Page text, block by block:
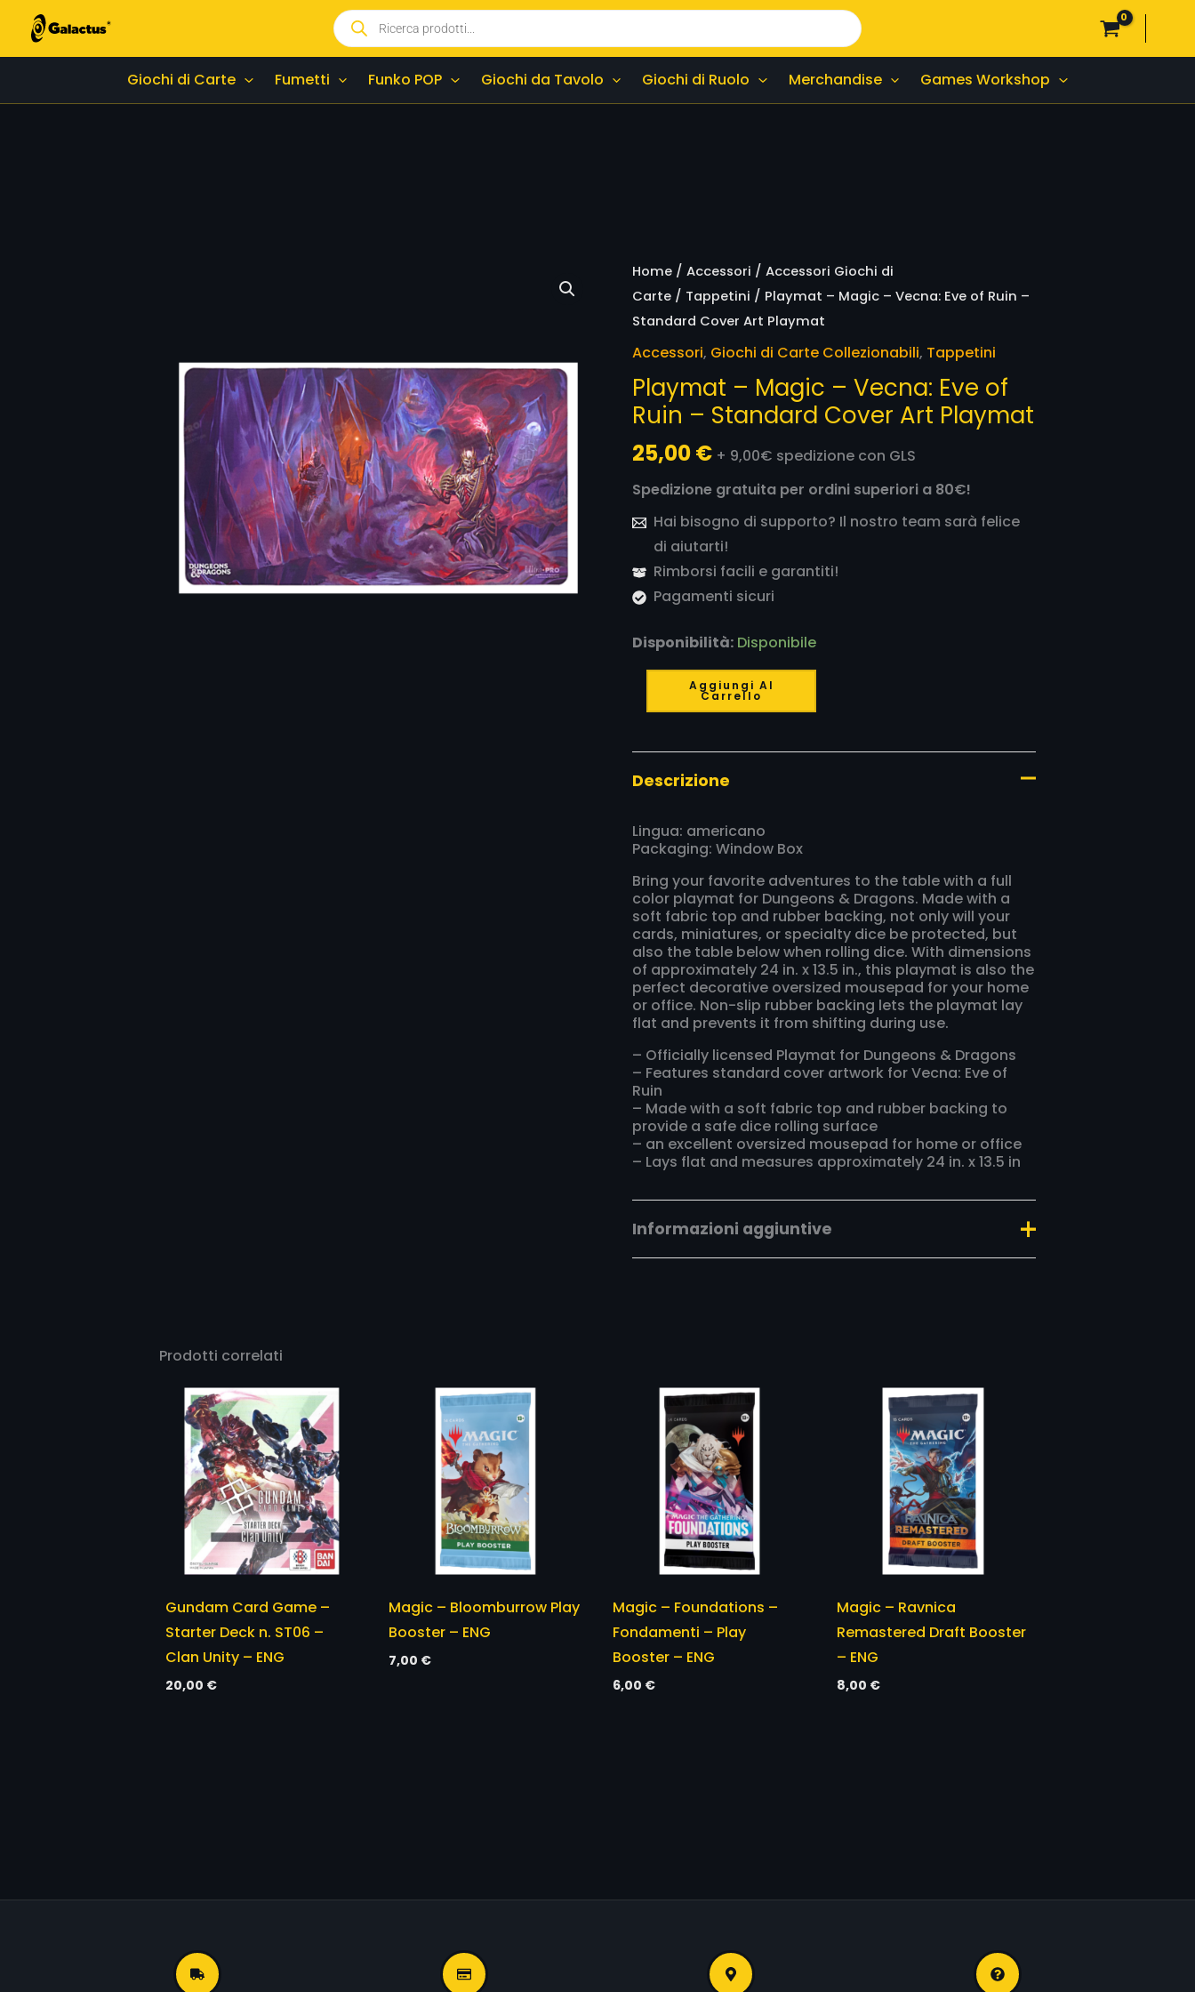
contenuto
Products
search
Giochi di Carte Fumetti Funko POP Giochi da Tavolo Giochi di Ruolo Merchandise Games Workshop
Home /Accessori /Accessori Giochi di
Carte / Tappetini / Playmat – Magic – Vecna: Eve of Ruin –
Standard Cover Art Playmat
Accessori, Giochi di Carte Collezionabili, Tappetini
Playmat – Magic – Vecna: Eve of
Ruin – Standard Cover Art Playmat
25,00€ + 9,00€ spedizione con GLS
Spedizione gratuita per ordini superiori a 80€!
Hai bisogno di supporto? Il nostro team sarà felice
di aiutarti!
Rimborsi facili e garantiti!
Pagamenti sicuri
Disponibilità: Disponibile
Playmat
-
Magic
-
Eve
of
Ruin
Standard
Cover
Playmat
quantità
Aggiungi Al
Carrello
Descrizione
Lingua: americano
Packaging: Window Box
Bring your favorite adventures to the table with a full
color playmat for Dungeons & Dragons. Made with a
soft fabric top and rubber backing, not only will your
cards, miniatures, or specialty dice be protected, but
also the table below when rolling dice. With dimensions
of approximately 24 in. x 13.5 in., this playmat is also the
perfect decorative oversized mousepad for your home
or office. Non-slip rubber backing lets the playmat lay
flat and prevents it from shifting during use.
– Officially licensed Playmat for Dungeons & Dragons
– Features standard cover artwork for Vecna: Eve of
Ruin
– Made with a soft fabric top and rubber backing to
provide a safe dice rolling surface
– an excellent oversized mousepad for home or office
– Lays flat and measures approximately 24 in. x 13.5 in
Informazioni aggiuntive
Prodotti correlati
Gundam Card Game –
Starter Deck n. ST06 –
Clan Unity – ENG
20,00 €
Magic – Bloomburrow Play
Booster – ENG
7,00 €
Magic – Foundations –
Fondamenti – Play
Booster – ENG
6,00 €
Magic – Ravnica
Remastered Draft Booster
– ENG
8,00 €